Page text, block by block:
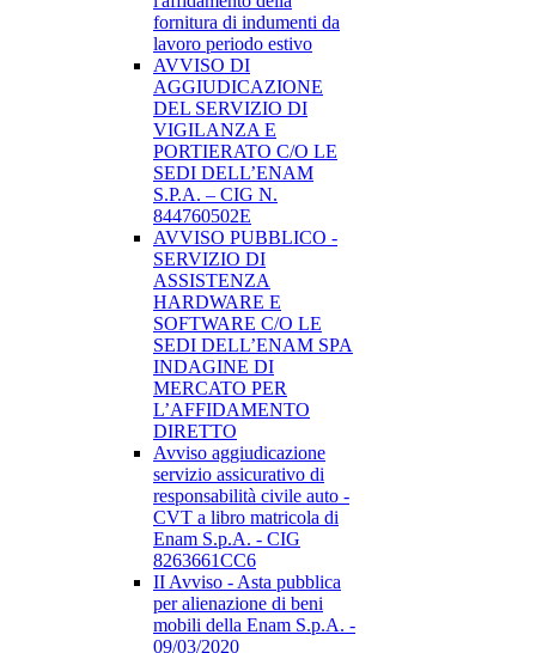
fornitura di indumenti da
lavoro periodo estivo
AVVISO DI
AGGIUDICAZIONE
DEL SERVIZIO DI
VIGILANZA E
PORTIERATO C/O LE
SEDI DELL’ENAM
S.P.A. – CIG N.
844760502E
AVVISO PUBBLICO -
SERVIZIO DI
ASSISTENZA
HARDWARE E
SOFTWARE C/O LE
SEDI DELL’ENAM SPA
INDAGINE DI
MERCATO PER
L’AFFIDAMENTO
DIRETTO
Avviso aggiudicazione
servizio assicurativo di
responsabilità civile auto -
CVT a libro matricola di
Enam S.p.A. - CIG
8263661CC6
II Avviso - Asta pubblica
per alienazione di beni
mobili della Enam S.p.A. -
09/03/2020